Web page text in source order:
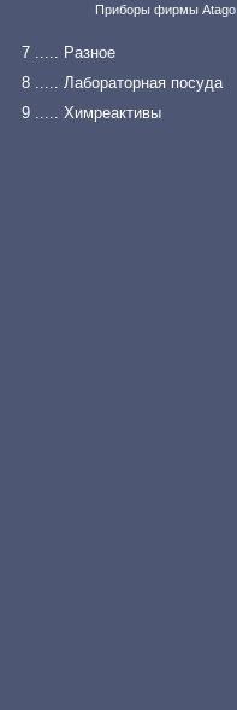
Приборы фирмы Atago
7 ..... Разное
8 ..... Лабораторная посуда
9 ..... Химреактивы